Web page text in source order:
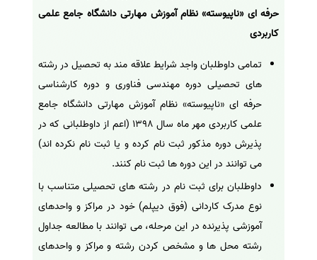
حرفه ای «ناپیوسته» نظام آموزش مهارتی دانشگاه جامع علمی
کاربردی
تمامی داوطلبان واجد شرایط علاقه مند به تحصیل در رشته
های تحصیلی دوره مهندسی فناوری و دوره کارشناسی
حرفه ای «ناپیوسته» نظام آموزش مهارتی دانشگاه جامع
علمی کاربردی مهر ماه سال 1398 (اعم از داوطلبانی که در
پذیرش دوره مذکور ثبت نام کرده و یا ثبت نام نکرده اند)
می توانند در این دوره ها ثبت نام کنند.
داوطلبان برای ثبت نام در رشته های تحصیلی متناسب با
نوع مدرک کاردانی (فوق دیپلم) خود در مراکز و واحدهای
آموزشی پذیرنده در این مرحله، می توانند با مطالعه جداول
رشته محل ها و مشخص کردن رشته و مراکز و واحدهای